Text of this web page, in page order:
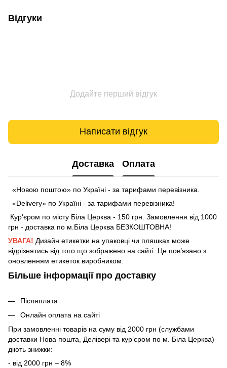
Відгуки
Додайте перший відгук
Написати відгук
Доставка Оплата
«Новою поштою» по Україні - за тарифами перевізника.
«Delivery» по Україні - за тарифами перевізника!
Кур'єром по місту Біла Церква - 150 грн. Замовлення від 1000
грн - доставка по м.Біла Церква БЕЗКОШТОВНА!
УВАГА! Дизайн етикетки на упаковці чи пляшках може
відрізнятись від того що зображено на сайті. Це пов’язано з
оновленням етикеток виробником.
Більше інформації про доставку
Післяплата
Онлайн оплата на сайті
При замовленні товарів на суму від 2000 грн (службами
доставки Нова пошта, Делівері та кур’єром по м. Біла Церква)
діють знижки:
- від 2000 грн – 8%